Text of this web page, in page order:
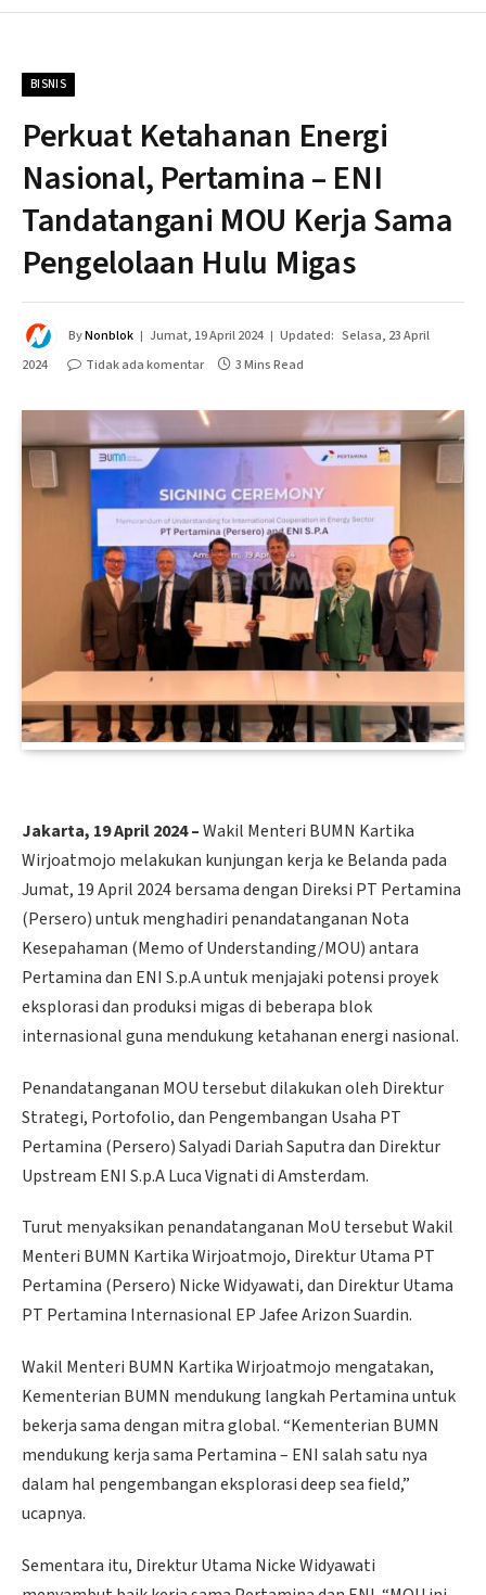
BISNIS
Perkuat Ketahanan Energi
Nasional, Pertamina – ENI
Tandatangani MOU Kerja Sama
Pengelolaan Hulu Migas
ByNonblok Jumat, 19 April 2024 Updated: Selasa, 23 April
2024
Tidak ada komentar 3 Mins Read
Jakarta, 19 April 2024 –Wakil Menteri BUMN Kartika
Wirjoatmojo melakukan kunjungan kerja ke Belanda pada
Jumat, 19 April 2024 bersama dengan Direksi PT Pertamina
(Persero) untuk menghadiri penandatanganan Nota
Kesepahaman (Memo of Understanding/MOU) antara
Pertamina dan ENI S.p.A untuk menjajaki potensi proyek
eksplorasi dan produksi migas di beberapa blok
internasional guna mendukung ketahanan energi nasional.
Penandatanganan MOU tersebut dilakukan oleh Direktur
Strategi, Portofolio, dan Pengembangan Usaha PT
Pertamina (Persero) Salyadi Dariah Saputra dan Direktur
Upstream ENI S.p.A Luca Vignati di Amsterdam.
Turut menyaksikan penandatanganan MoU tersebut Wakil
Menteri BUMN Kartika Wirjoatmojo, Direktur Utama PT
Pertamina (Persero) Nicke Widyawati, dan Direktur Utama
PT Pertamina Internasional EP Jafee Arizon Suardin.
Wakil Menteri BUMN Kartika Wirjoatmojo mengatakan,
Kementerian BUMN mendukung langkah Pertamina untuk
bekerja sama dengan mitra global. “Kementerian BUMN
mendukung kerja sama Pertamina – ENI salah satu nya
dalam hal pengembangan eksplorasi deep sea field,”
ucapnya.
Sementara itu, Direktur Utama Nicke Widyawati